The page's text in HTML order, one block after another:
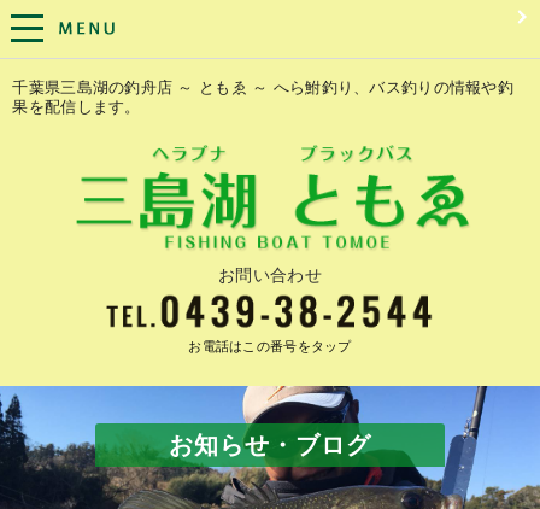
千葉県三島湖の釣舟店 ～ ともゑ ～ へら鮒釣り、バス釣りの情報や釣
果を配信します。
お問い合わせ
お電話はこの番号をタップ
お知らせ・ブログ